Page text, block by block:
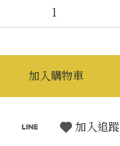
加入購物車
加入追蹤